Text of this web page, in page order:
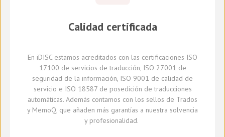
Calidad certificada
En iDISC estamos acreditados con las certificaciones ISO
17100 de servicios de traducción, ISO 27001 de
seguridad de la información, ISO 9001 de calidad de
servicio e ISO 18587 de posedición de traducciones
automáticas. Además contamos con los sellos de Trados
y MemoQ , que añaden más garantías a nuestra solvencia
y profesionalidad.